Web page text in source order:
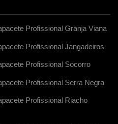
Profissional Granja Viana
Profissional Jangadeiros
Profissional Socorro
Profissional Serra Negra
Profissional Riacho